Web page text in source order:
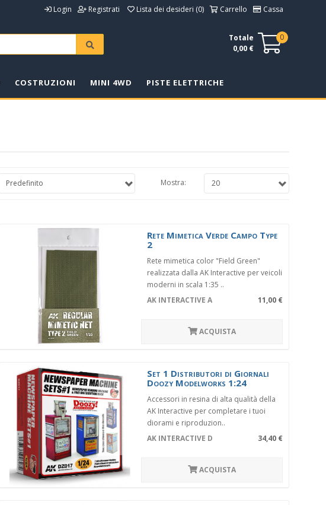
Login Registrati Lista dei desideri (0) Carrello Cassa
0
Totale
0,00 €
COSTRUZIONI MINI 4WD PISTE ELETTRICHE
Mostra:
Rete Mimetica Verde Campo Type
2
Rete mimetica color "Field Green"
realizzata dalla AK Interactive per veicoli
moderni in scala 1:35 ..
AK INTERACTIVE AK8067
11,00 €
ACQUISTA
Set 1 Distributori di Giornali
Doozy Modelworks 1:24
Accessori in resina di alta qualità della
AK Interactive per completare i tuoi
diorami e riproduzion..
AK INTERACTIVE DZ017
34,40 €
ACQUISTA